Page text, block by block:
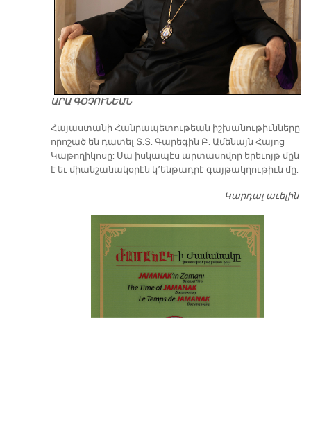
ԱՐԱ ԳՕՉՈՒՆԵԱՆ
​Հայաստանի Հանրապետութեան իշխանութիւնները
որոշած են դատել Տ.Տ. Գարեգին Բ. Ամենայն Հայոց
Կաթողիկոսը: Սա իսկապէս արտասովոր երեւոյթ մըն
է եւ միանշանակօրէն կ՚ենթադրէ գայթակղութիւն մը:
Կարդալ աւելին